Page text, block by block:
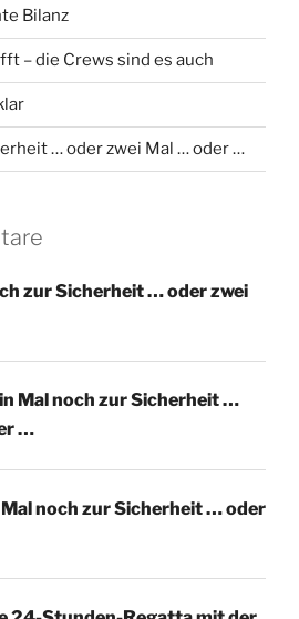
Bilanz
– die Crews sind es auch
… oder zwei Mal … oder …
zur Sicherheit … oder zwei
Mal noch zur Sicherheit …
…
Mal noch zur Sicherheit … oder